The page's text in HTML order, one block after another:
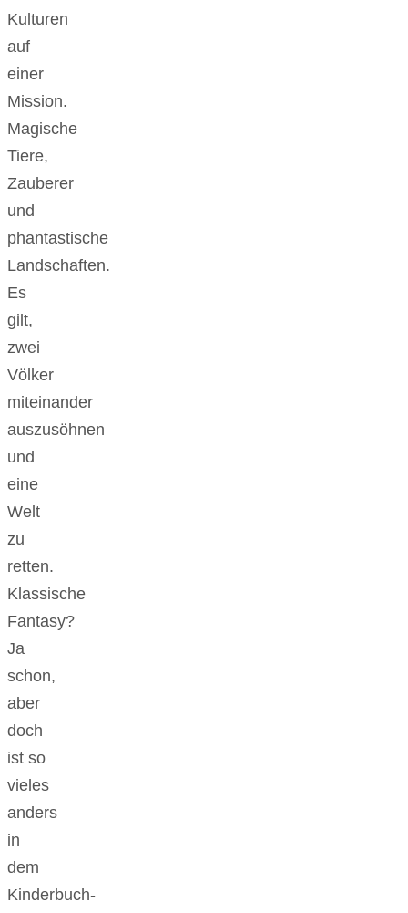
Kulturen
auf
einer
Mission.
Magische
Tiere,
Zauberer
und
phantastische
Landschaften.
Es
gilt,
zwei
Völker
miteinander
auszusöhnen
und
eine
Welt
zu
retten.
Klassische
Fantasy?
Ja
schon,
aber
doch
ist so
vieles
anders
in
dem
Kinderbuch-